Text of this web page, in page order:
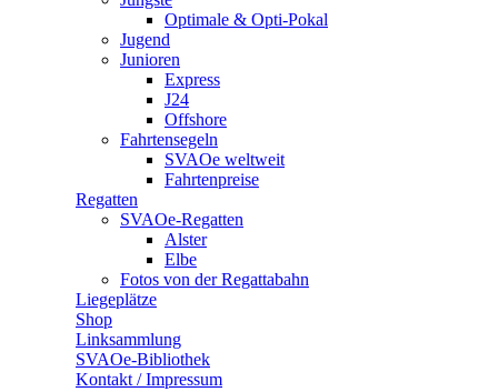
Optimale & Opti-Pokal
Jugend
Junioren
Express
J24
Offshore
Fahrtensegeln
SVAOe weltweit
Fahrtenpreise
Regatten
SVAOe-Regatten
Alster
Elbe
Fotos von der Regattabahn
Liegeplätze
Shop
Linksammlung
SVAOe-Bibliothek
Kontakt / Impressum